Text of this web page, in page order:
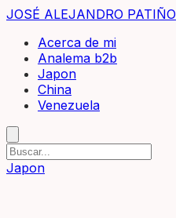
JOSÉ ALEJANDRO PATIÑO
Acerca de mi
Analema b2b
Japon
China
Venezuela
Japon